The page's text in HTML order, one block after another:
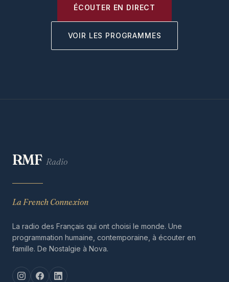
ÉCOUTER EN DIRECT
VOIR LES PROGRAMMES
RMF Radio
La French Connexion
La radio des Français qui ont choisi le monde. Une
programmation humaine, contemporaine, à écouter en
famille. De Nostalgie à Nova.